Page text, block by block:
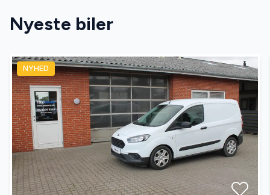
Bluetooth
El-ruder
El-spejle
Fartpilot
Fjernbetjent centrallås
Nyeste biler
NYHED